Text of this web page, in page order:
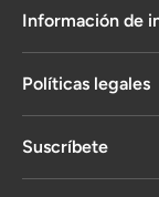
Información de
Políticas legales
Suscríbete